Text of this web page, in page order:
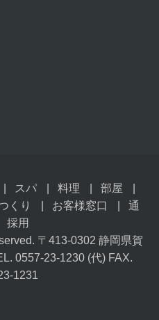
スパ 料理
部屋
くり お客様窓口
通
採用
〒413-0302 静岡県賀
0557-23-1230 (代) FAX.
1231